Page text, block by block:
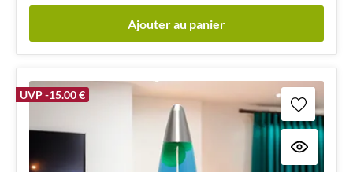
Ajouter au panier
UVP -15.00 €